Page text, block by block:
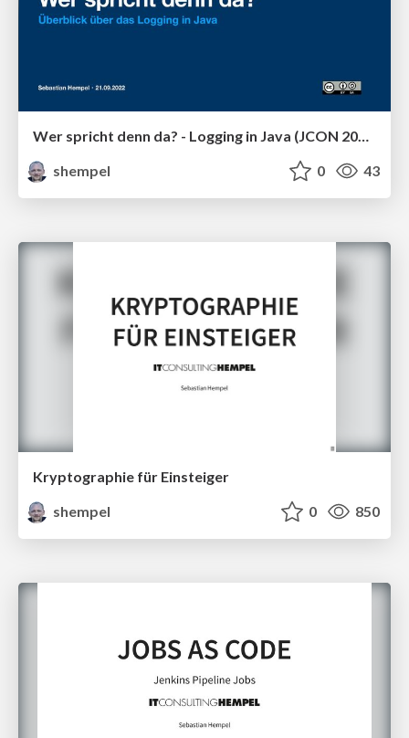
Wer spricht denn da? - Logging in Java (JCON 2022)
shempel
0 43
Kryptographie für Einsteiger
shempel
0 850